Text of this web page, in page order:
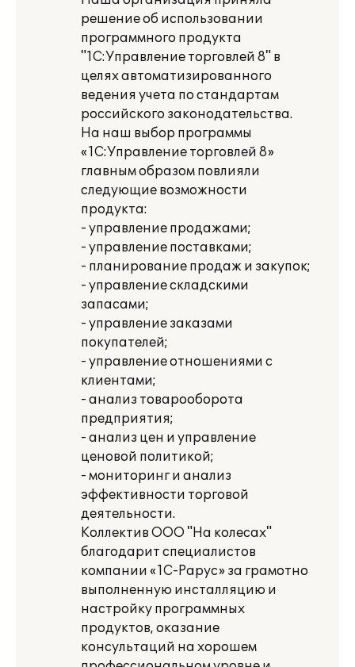
решение об использовании
программного продукта
"1С:Управление торговлей 8" в
целях автоматизированного
ведения учета по стандартам
российского законодательства.
На наш выбор программы
«1С:Управление торговлей 8»
главным образом повлияли
следующие возможности
продукта:
- управление продажами;
- управление поставками;
- планирование продаж и закупок;
- управление складскими
запасами;
- управление заказами
покупателей;
- управление отношениями с
клиентами;
- анализ товарооборота
предприятия;
- анализ цен и управление
ценовой политикой;
- мониторинг и анализ
эффективности торговой
деятельности.
Коллектив ООО "На колесах"
благодарит специалистов
компании «1С-Рарус» за грамотно
выполненную инсталляцию и
настройку программных
продуктов, оказание
консультаций на хорошем